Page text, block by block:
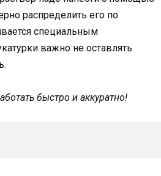
распределить его по
специальным
важно не оставлять
быстро и аккуратно!